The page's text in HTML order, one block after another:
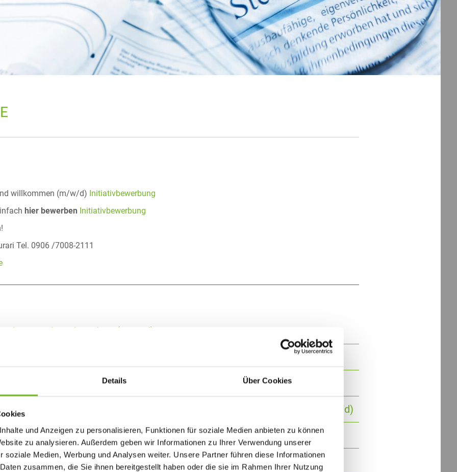
Details Über Cookies
und Anzeigen zu personalisieren, Funktionen für soziale Medien anbieten zu können
zu analysieren. Außerdem geben wir Informationen zu Ihrer Verwendung unserer
soziale Medien, Werbung und Analysen weiter. Unsere Partner führen diese Informationen
zusammen, die Sie ihnen bereitgestellt haben oder die sie im Rahmen Ihrer Nutzung
willkommen (m/w/d) Initiativbewerbung
hier bewerben Initiativbewerbung
Tel. 0906 /7008-2111
/ Seiteneinsteiger (m/w/d)
d) Teilzeit oder Vollzeit
Druck / Drucker / Bogenoffsetdruck (m/w/d)
Digital und Print / Fachrichtung Projektmanagement (m/w/d)
für Lagerlogistik (m/w/d)
Druck / Drucker / Bogenoffsetdruck (m/w/d)